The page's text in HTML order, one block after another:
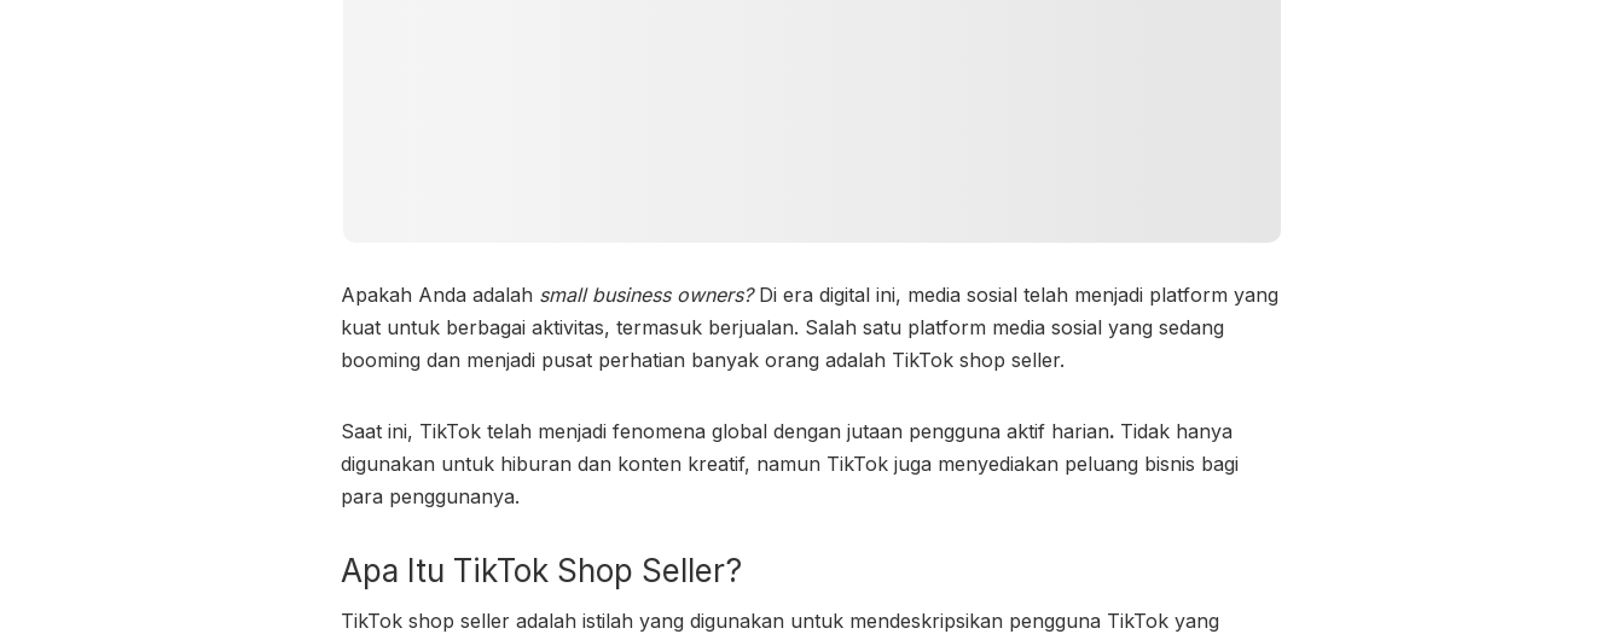
Apakah Anda adalah small business owners? Di era digital ini, media sosial telah menjadi platform yang
kuat untuk berbagai aktivitas, termasuk berjualan. Salah satu platform media sosial yang sedang
booming dan menjadi pusat perhatian banyak orang adalah TikTok shop seller.
Saat ini, TikTok telah menjadi fenomena global dengan jutaan pengguna aktif harian. Tidak hanya
digunakan untuk hiburan dan konten kreatif, namun TikTok juga menyediakan peluang bisnis bagi
para penggunanya.
Apa Itu TikTok Shop Seller?
TikTok shop seller adalah istilah yang digunakan untuk mendeskripsikan pengguna TikTok yang